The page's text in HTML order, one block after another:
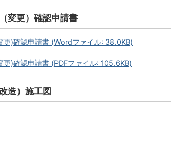
変更）確認申請書
更)確認申請書 (Wordファイル: 38.0KB)
)確認申請書 (PDFファイル: 105.6KB)
造）施工図